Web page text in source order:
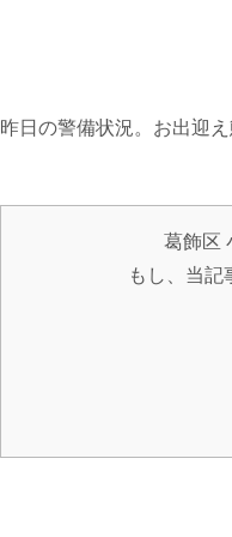
昨日の警備状況。お出迎
葛飾区
もし、当記